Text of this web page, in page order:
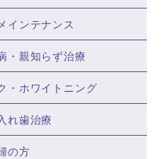
インテナンス
・親知らず治療
・ホワイトニング
れ歯治療
の方